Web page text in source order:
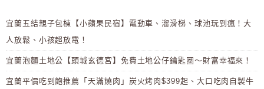
宜蘭五結親子包棟【小蘋果民宿】電動車、溜滑梯、球池玩到瘋！大
人放鬆、小孩超放電！
宜蘭泡麵土地公【頭城玄德宮】免費土地公仔鑰匙圈～財富幸福來！
宜蘭平價吃到飽推薦「天滿燒肉」炭火烤肉$399起、大口吃肉自製牛